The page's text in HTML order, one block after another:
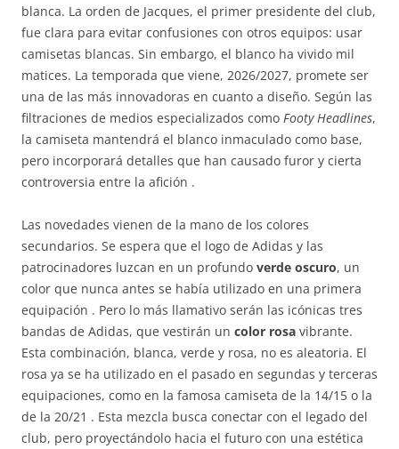
blanca. La orden de Jacques, el primer presidente del club,
fue clara para evitar confusiones con otros equipos: usar
camisetas blancas. Sin embargo, el blanco ha vivido mil
matices. La temporada que viene, 2026/2027, promete ser
una de las más innovadoras en cuanto a diseño. Según las
filtraciones de medios especializados como Footy Headlines,
la camiseta mantendrá el blanco inmaculado como base,
pero incorporará detalles que han causado furor y cierta
controversia entre la afición .
Las novedades vienen de la mano de los colores
secundarios. Se espera que el logo de Adidas y las
patrocinadores luzcan en un profundo verde oscuro, un
color que nunca antes se había utilizado en una primera
equipación . Pero lo más llamativo serán las icónicas tres
bandas de Adidas, que vestirán un color rosa vibrante.
Esta combinación, blanca, verde y rosa, no es aleatoria. El
rosa ya se ha utilizado en el pasado en segundas y terceras
equipaciones, como en la famosa camiseta de la 14/15 o la
de la 20/21 . Esta mezcla busca conectar con el legado del
club, pero proyectándolo hacia el futuro con una estética